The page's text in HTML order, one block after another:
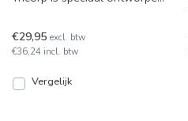
eisen stellen a
€29,95 excl. btw
€36,24 incl. btw
Vergelijk